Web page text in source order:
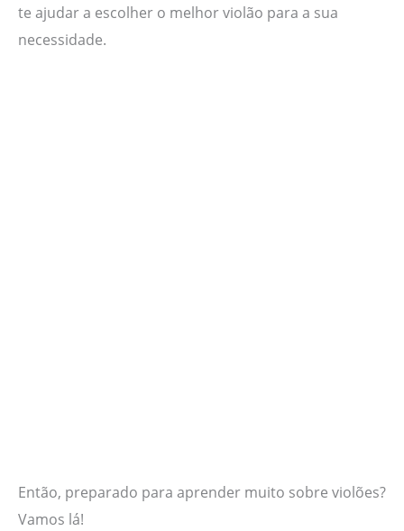
te ajudar a escolher o melhor violão para a sua
necessidade.
Então, preparado para aprender muito sobre violões?
Vamos lá!